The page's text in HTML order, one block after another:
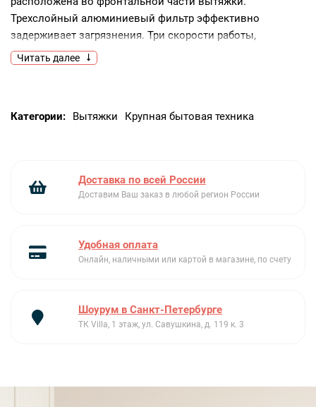
Трехслойный алюминиевый фильтр эффективно
задерживает загрязнения. Три скорости работы,
подсветка и низкий уровень шума обеспечивают
комфорт эксплуатации.
Тихая работа.
Читать далее
Категории: Вытяжки Крупная бытовая техника
Доставка по всей России
Доставим Ваш заказ в любой регион России
Удобная оплата
Онлайн, наличными или картой в магазине, по счету
Шоурум в Санкт-Петербурге
ТК Villa, 1 этаж, ул. Савушкина, д. 119 к. 3